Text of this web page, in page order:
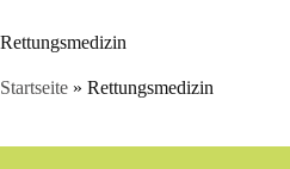
Rettungsmedizin
Startseite » Rettungsmedizin